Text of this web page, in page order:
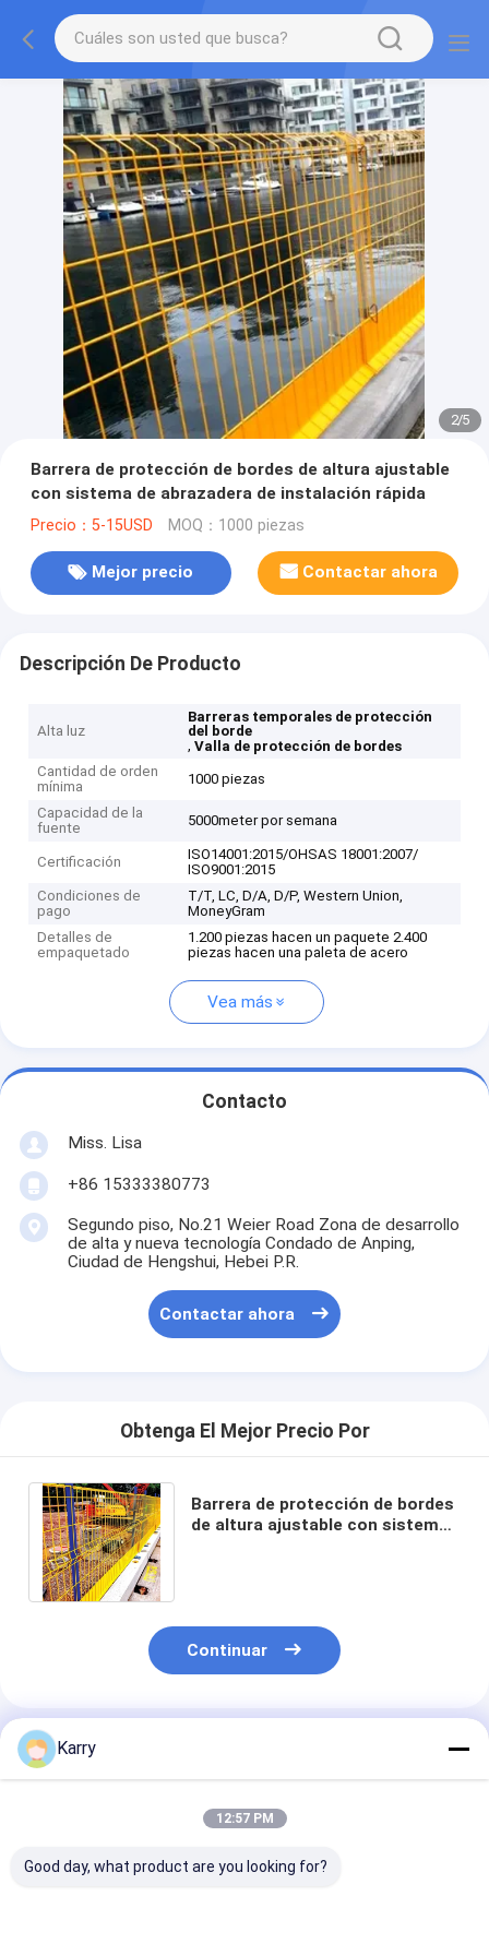
2/5
Barrera de protección de bordes de altura ajustable
con sistema de abrazadera de instalación rápida
Precio：5-15USD MOQ：1000 piezas
Mejor precio Contactar ahora
Descripción De Producto
Alta luz
Barreras temporales de protección
del borde
,Valla de protección de bordes
Cantidad de orden
mínima
1000 piezas
Capacidad de la
fuente
5000meter por semana
Certificación
ISO14001:2015/OHSAS 18001:2007/
ISO9001:2015
Condiciones de
pago
T/T, LC, D/A, D/P, Western Union,
MoneyGram
Detalles de
empaquetado
1.200 piezas hacen un paquete 2.400
piezas hacen una paleta de acero
Vea más
Contacto
Miss. Lisa
+86 15333380773
Segundo piso, No.21 Weier Road Zona de desarrollo
de alta y nueva tecnología Condado de Anping,
Ciudad de Hengshui, Hebei P.R.
Contactar ahora
Obtenga El Mejor Precio Por
Barrera de protección de bordes
de altura ajustable con sistema
Continuar
Productos Recomendados
Karry
12:57 PM
Good day, what product are you looking for?